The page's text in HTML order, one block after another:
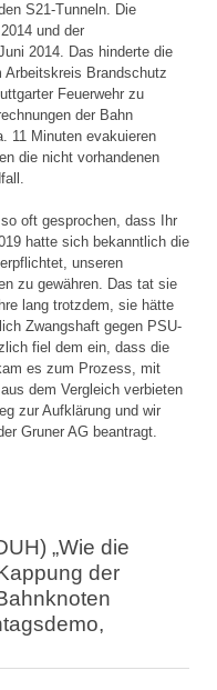
S21-Tunneln. Die
und der
2014. Das hinderte die
Arbeitskreis Brandschutz
Feuerwehr zu
der Bahn
11 Minuten evakuieren
die nicht vorhandenen
oft gesprochen, dass Ihr
hatte sich bekanntlich die
unseren
zu gewähren. Das tat sie
lang trotzdem, sie hätte
Zwangshaft gegen PSU-
fiel dem ein, dass die
es zum Prozess, mit
dem Vergleich verbieten
zur Aufklärung und wir
Gruner AG beantragt.
„Wie die
der